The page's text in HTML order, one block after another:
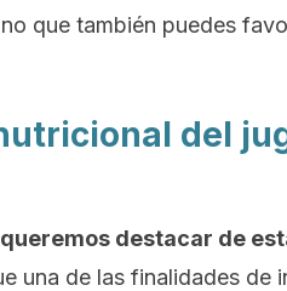
que también puedes
del
destacar de
una de las finalidades de